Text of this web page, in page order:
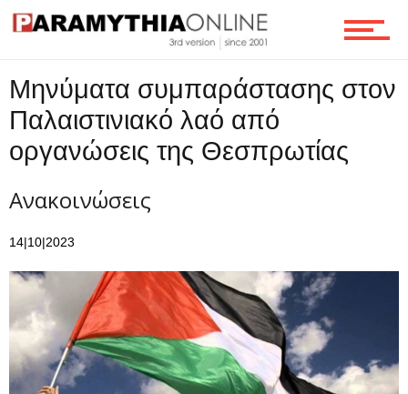
Μηνύματα συμπαράστασης στον
Παλαιστινιακό λαό από
οργανώσεις της Θεσπρωτίας
Ανακοινώσεις
14|10|2023